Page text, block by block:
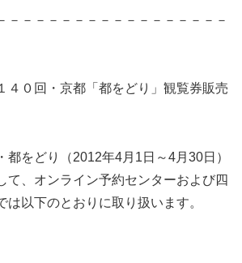
－－－－－－－－－－－－－－－－－
０回・京都「都をどり」観覧券販売
をどり（2012年4月1日～4月30日）
て、オンライン予約センターおよび四
は以下のとおりに取り扱います。